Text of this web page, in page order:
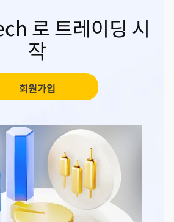
로 트레이딩 시
작
회원가입